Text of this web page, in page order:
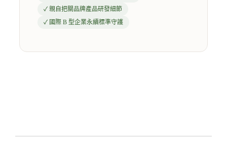
✓ 親自把關品牌產品研發細節
✓ 國際 B 型企業永續標準守護